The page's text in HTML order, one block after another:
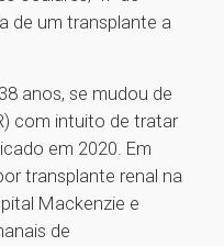
de um transplante a
anos, se mudou de
com intuito de tratar
em 2020. Em
transplante renal na
Mackenzie e
de